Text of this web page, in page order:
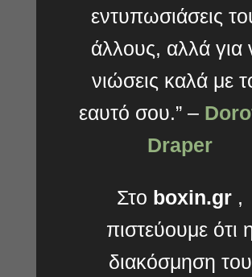
εντυπωσιάσεις
άλλους, αλλά για
νιώσεις καλά με
εαυτό σου.” –
Draper
Στο boxin.gr ,
πιστεύουμε ότι
διακόσμηση του